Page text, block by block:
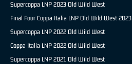
Supercoppa LNP 2023 Old Wild West
Final Four Coppa Italia LNP Old Wild West 2023
Supercoppa LNP 2022 Old Wild West
Coppa Italia LNP 2022 Old Wild West
Supercoppa LNP 2021 Old Wild West